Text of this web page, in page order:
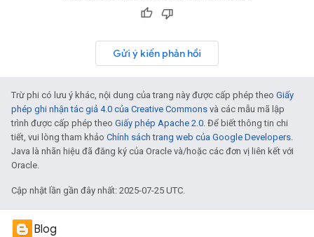
Gửi ý kiến phản hồi
Trừ phi có lưu ý khác, nội dung của trang này được cấp phép theo Giấy
phép ghi nhận tác giả 4.0 của Creative Commons và các mẫu mã lập
trình được cấp phép theo Giấy phép Apache 2.0. Để biết thông tin chi
tiết, vui lòng tham khảo Chính sách trang web của Google Developers.
Java là nhãn hiệu đã đăng ký của Oracle và/hoặc các đơn vị liên kết với
Oracle.
Cập nhật lần gần đây nhất: 2025-07-25 UTC.
Blog